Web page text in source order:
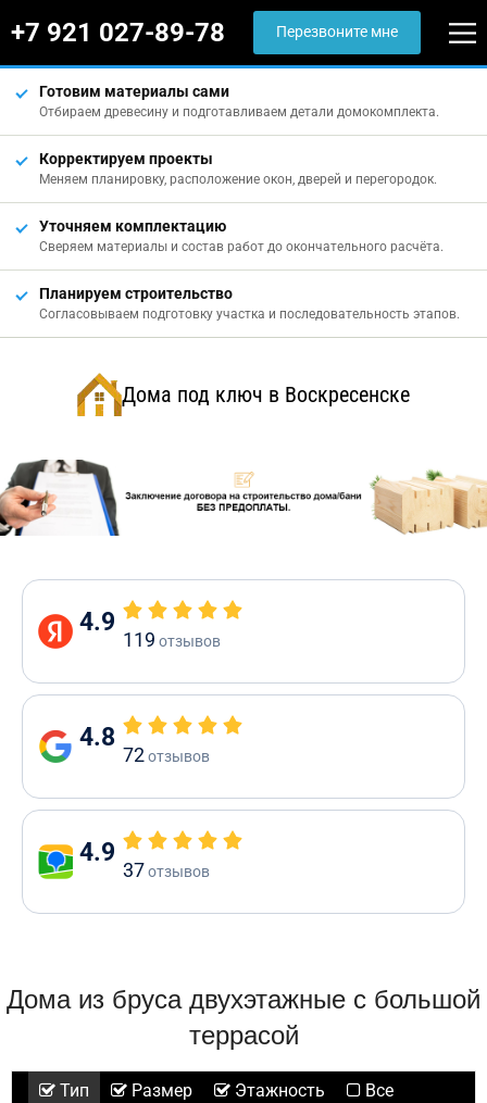
+7 921 027-89-78 Перезвоните мне
Готовим материалы сами
Отбираем древесину и подготавливаем детали домокомплекта.
Корректируем проекты
Меняем планировку, расположение окон, дверей и перегородок.
Уточняем комплектацию
Сверяем материалы и состав работ до окончательного расчёта.
Планируем строительство
Согласовываем подготовку участка и последовательность этапов.
Дома под ключ в Воскресенске
4.9
119 отзывов
4.8
72отзывов
4.9
37отзывов
Дома из бруса двухэтажные с большой
террасой
Тип Размер Этажность Все